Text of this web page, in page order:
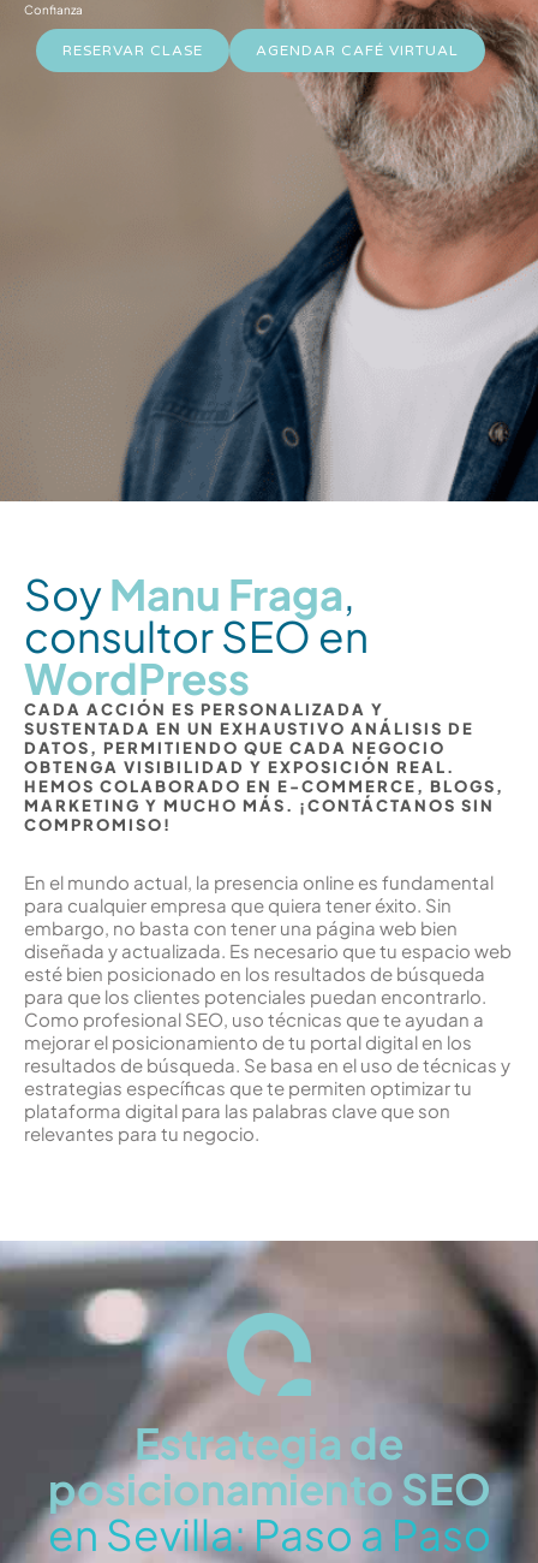
Confianza
RESERVAR CLASE AGENDAR CAFÉ VIRTUAL
SoyManu Fraga,
consultor SEO en
WordPress
CADA ACCIÓN ES PERSONALIZADA Y
SUSTENTADA EN UN EXHAUSTIVO ANÁLISIS DE
DATOS, PERMITIENDO QUE CADA NEGOCIO
OBTENGA VISIBILIDAD Y EXPOSICIÓN REAL.
HEMOS COLABORADO EN E-COMMERCE, BLOGS,
MARKETING Y MUCHO MÁS. ¡CONTÁCTANOS SIN
COMPROMISO!
En el mundo actual, la presencia online es fundamental
para cualquier empresa que quiera tener éxito. Sin
embargo, no basta con tener una página web bien
diseñada y actualizada. Es necesario que tu espacio web
esté bien posicionado en los resultados de búsqueda
para que los clientes potenciales puedan encontrarlo.
Como profesional SEO, uso técnicas que te ayudan a
mejorar el posicionamiento de tu portal digital en los
resultados de búsqueda. Se basa en el uso de técnicas y
estrategias específicas que te permiten optimizar tu
plataforma digital para las palabras clave que son
relevantes para tu negocio.
Estrategia de
posicionamiento SEO
en Sevilla: Paso a Paso